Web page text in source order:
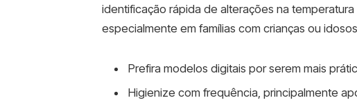
identificação rápida de alterações na
especialmente em famílias com crianças ou
Prefira modelos digitais por serem mais
Higienize com frequência, principalmente